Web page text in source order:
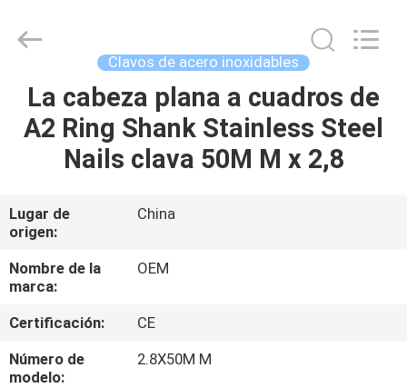
HOGAR
PRODUCTOS
SOBRE
NOSOTROS
VIAJE
DE
LA
Business
License.
Reserved.
Clavos de acero inoxidables
La cabeza plana a cuadros de
A2 Ring Shank Stainless Steel
Nails clava 50M M x 2,8
Lugar de
origen:
China
Nombre de la
marca:
OEM
Certificación:
CE
Número de
modelo:
2.8X50M M